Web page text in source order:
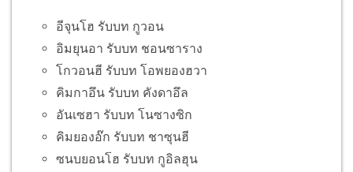
อีจุนโฮ รับบท กูวอน
อิมยุนอา รับบท ชอนซาราง
โกวอนฮี รับบท โอพยองฮวา
คิมกาอึน รับบท คังดาอึล
อันเซฮา รับบท โนซางซิก
คิมยองอ๊ก รับบท ชาซุนฮี
ซนบยอนโฮ รับบท กูอิลฮุน